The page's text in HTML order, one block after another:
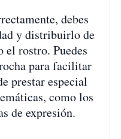
debes
y distribuirlo de
rostro. Puedes
para facilitar
prestar especial
como los
de expresión.